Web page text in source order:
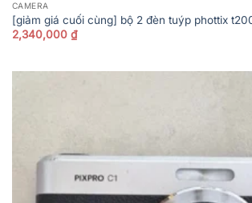
CAMERA
[giảm giá cuối cùng] bộ 2 đèn tuýp phottix
2,340,000 ₫